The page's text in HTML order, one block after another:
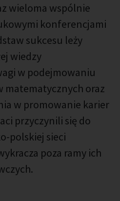
wieloma wspólnie
konferencjami
sukcesu leży
wiedzy
w podejmowaniu
oraz
w promowanie karier
przyczynili się do
polskiej sieci
poza ramy ich